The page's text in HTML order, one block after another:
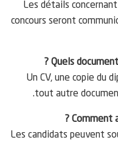
Les détails
concours seront
Un CV, une copie du
tout autre
Les candidats peuvent